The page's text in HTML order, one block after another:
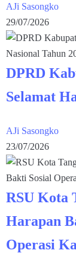
AJi Sasongko
29/07/2026
DPRD
Selamat
AJi Sasongko
23/07/2026
RSU Kota
Harapan
Operasi